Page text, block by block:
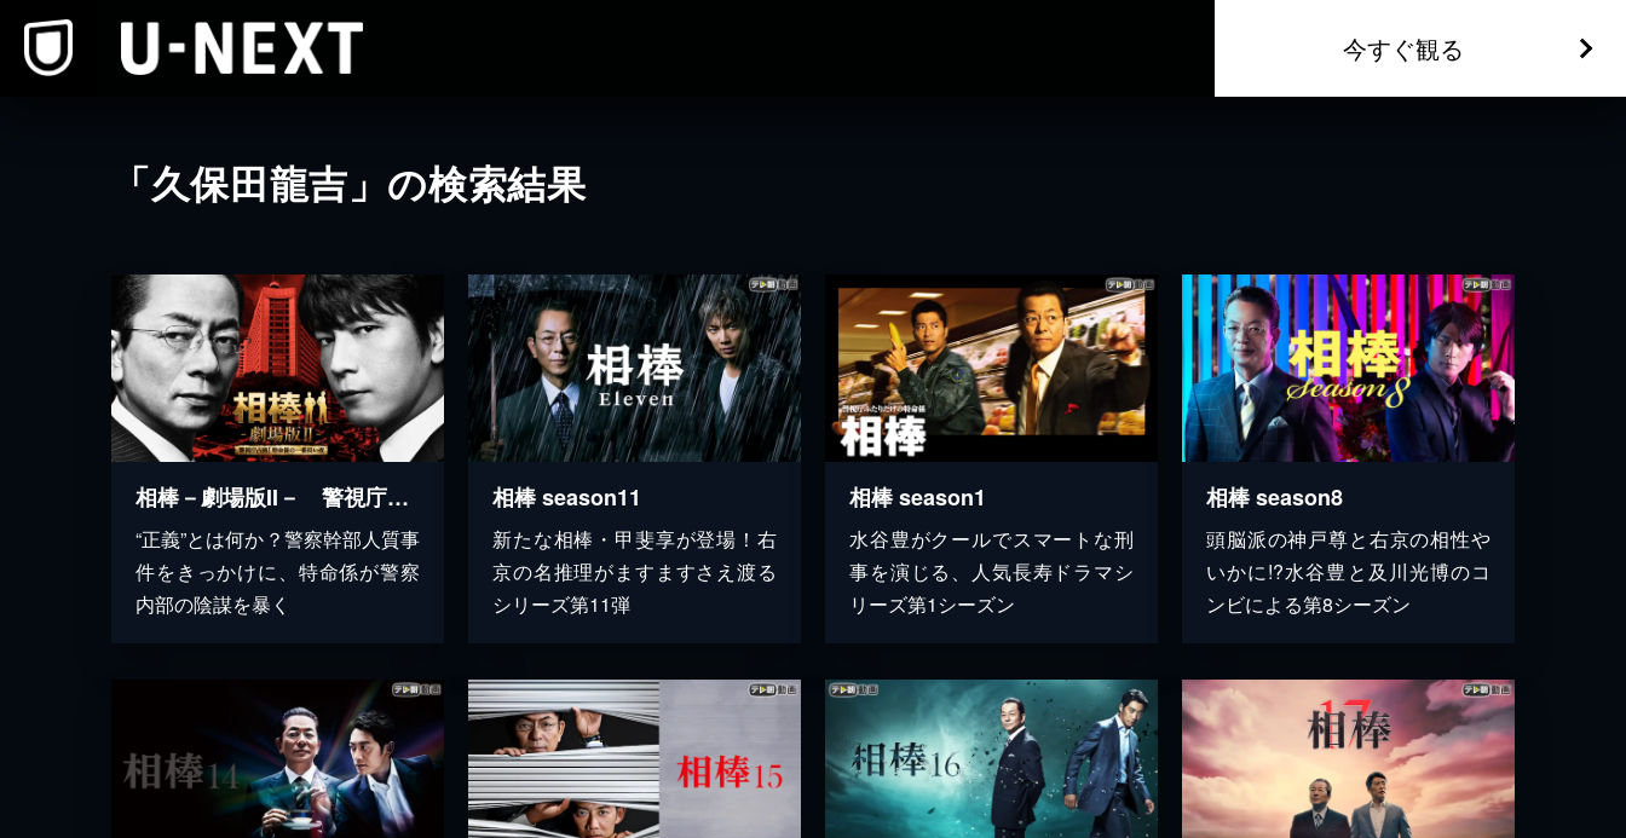
今すぐ観る
「久保田龍吉」の検索結果
相棒－劇場版II－ 警視庁占拠！特命係の一番長い夜
“正義”とは何か？警察幹部人質事
件をきっかけに、特命係が警察
内部の陰謀を暴く
相棒 season11
新たな相棒・甲斐享が登場！右
京の名推理がますますさえ渡る
シリーズ第11弾
相棒 season1
水谷豊がクールでスマートな刑
事を演じる、人気長寿ドラマシ
リーズ第1シーズン
相棒 season8
頭脳派の神戸尊と右京の相性や
いかに!?水谷豊と及川光博のコ
ンビによる第8シーズン